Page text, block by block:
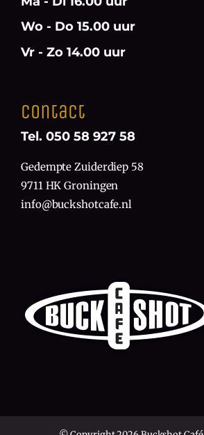
Wo - Do 15.00 uur
Vr - Zo 14.00 uur
Contact
Tel. 050 58 927 58
Gedempte Zuiderdiep 58
9711 HK Groningen
info@buckshotcafe.nl